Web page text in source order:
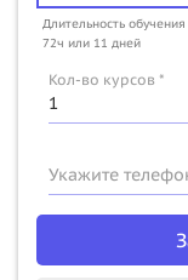
Длительность обучения
72ч или 11 дней
Кол-во курсов *
Укажите